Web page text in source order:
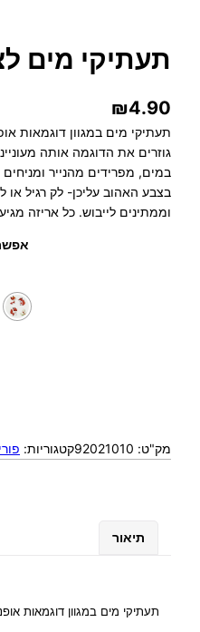
תעתיקי מים
₪4.90
תעתיקי מים במגוון דוגמאות
גוזרים את הדוגמה אותה
במים, מפרידים מהנייר
בצבע האהוב עליכן- לק רגיל
וממתינים לייבוש. כל אריזה מגיעה עם 6
מק"ט: 92021010קטגוריות:
תיאור
תעתיקי מים במגוון דוגמאות